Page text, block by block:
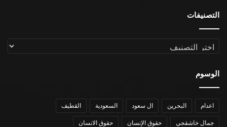
التصنيفات
التصنيفات
الوسوم
اعدام البحرين ال سعود السعودية القطيف
جمال خاشقجي حقوق الإنسان حقوق الانسان